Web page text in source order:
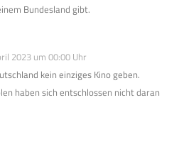
Bundesland gibt.
2023 um 00:00 Uhr
kein einziges Kino geben.
haben sich entschlossen nicht daran